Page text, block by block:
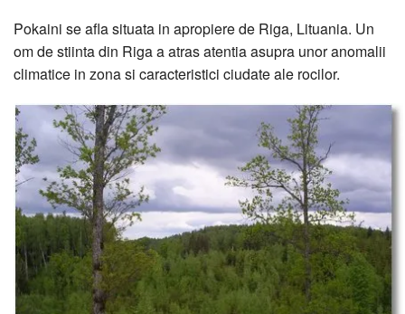
Pokaini se afla situata in apropiere de Riga, Lituania. Un
om de stiinta din Riga a atras atentia asupra unor anomalii
climatice in zona si caracteristici ciudate ale rocilor.